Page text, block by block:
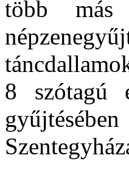
több más
8 szótagú